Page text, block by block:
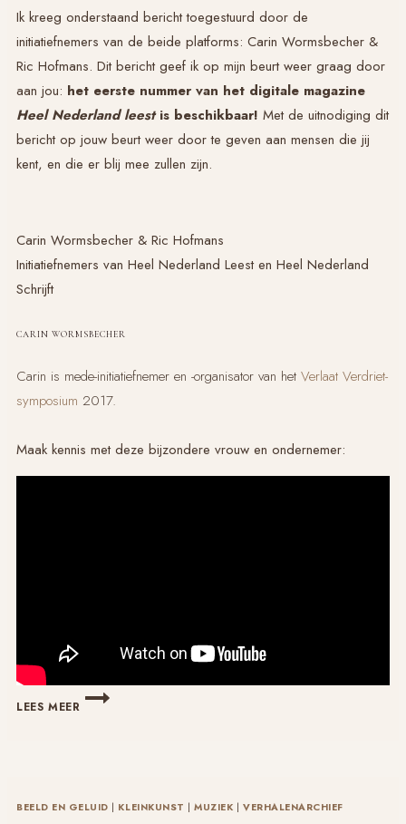
Ik kreeg onderstaand bericht toegestuurd door de
initiatiefnemers van de beide platforms: Carin Wormsbecher &
Ric Hofmans. Dit bericht geef ik op mijn beurt weer graag door
aan jou: het eerste nummer van het digitale magazine
Heel Nederland leestis beschikbaar! Met de uitnodiging dit
bericht op jouw beurt weer door te geven aan mensen die jij
kent, en die er blij mee zullen zijn.
Carin Wormsbecher & Ric Hofmans
Initiatiefnemers van Heel Nederland Leest en Heel Nederland
Schrijft
CARIN WORMSBECHER
Carin is mede-initiatiefnemer en -organisator van het Verlaat Verdriet-
symposium 2017.
Maak kennis met deze bijzondere vrouw en ondernemer:
LEES MEER
SCHRIJVEN,
UITGEVEN,
BEELD EN GELUID | KLEINKUNST |MUZIEK |VERHALENARCHIEF